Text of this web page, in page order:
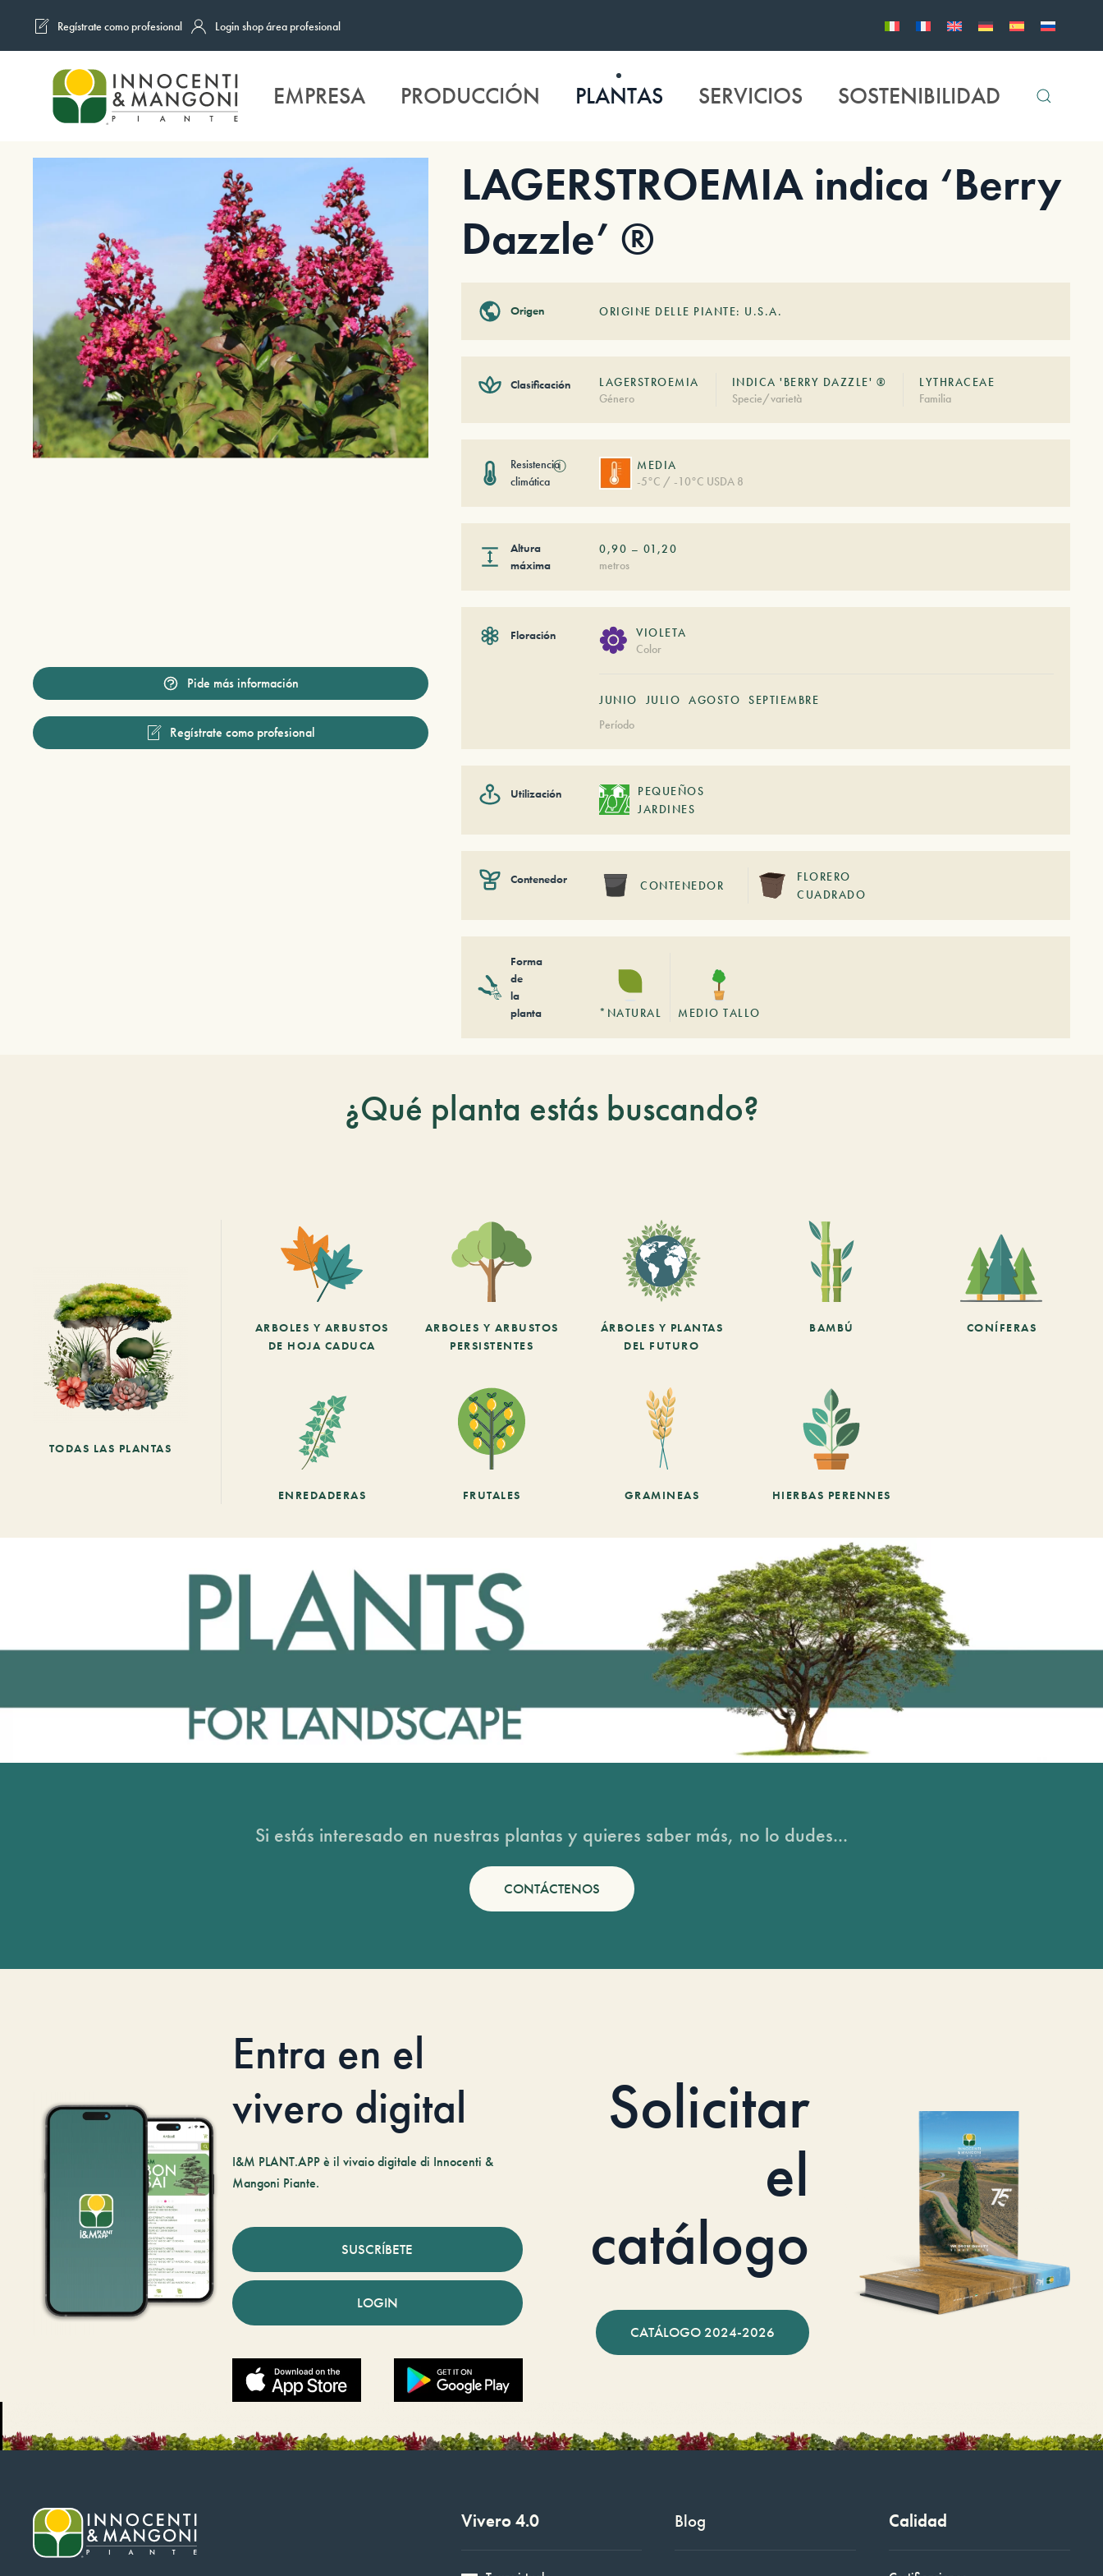
Skip to main content
Regístrate como profesional Login shop área profesional
EMPRESA PRODUCCIÓN PLANTAS SERVICIOS SOSTENIBILIDAD
Pide más información
Regístrate como profesional
LAGERSTROEMIA indica ‘Berry
Dazzle’ ®
Origen ORIGINE DELLE PIANTE: U.S.A.
Clasificación
LAGERSTROEMIA
Género
INDICA 'BERRY DAZZLE' ®
Specie/varietà
LYTHRACEAE
Familia
Resistencia
climática
ⓘ
MEDIA
-5°C / -10°C USDA 8
Altura
máxima
0,90 – 01,20
metros
Floración
VIOLETA
Color
JUNIO JULIO AGOSTO
SEPTIEMBRE
Período
Utilización
PEQUEÑOS
JARDINES
Contenedor CONTENEDOR
FLORERO
CUADRADO
Forma
de
la
planta
*NATURAL MEDIO TALLO
¿Qué planta estás buscando?
TODAS LAS PLANTAS
ARBOLES Y ARBUSTOS
DE HOJA CADUCA
ARBOLES Y ARBUSTOS
PERSISTENTES
ÁRBOLES Y PLANTAS
DEL FUTURO
BAMBÚ CONÍFERAS
ENREDADERAS FRUTALES GRAMINEAS HIERBAS PERENNES
Si estás interesado en nuestras plantas y quieres saber más, no lo dudes...
CONTÁCTENOS
Entra en el
vivero digital
I&M PLANT.APP è il vivaio digitale di Innocenti &
Mangoni Piante.
SUSCRÍBETE
LOGIN
Solicitar
el
catálogo
CATÁLOGO 2024-2026
Vivero 4.0 Blog Calidad